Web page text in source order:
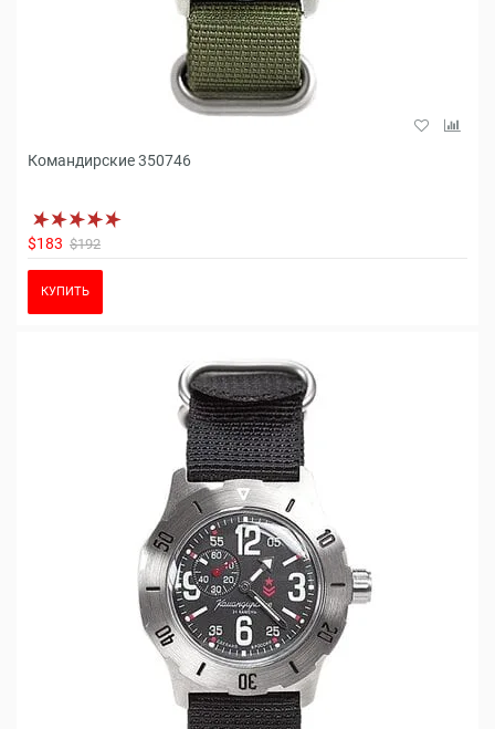
Командирские 350746
$183 $192
КУПИТЬ